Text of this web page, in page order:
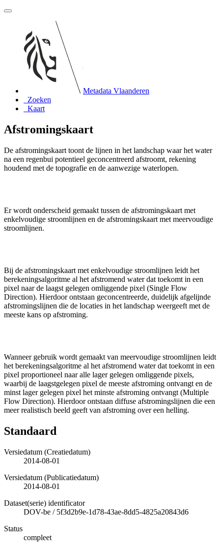
Metadata Vlaanderen
Zoeken
Kaart
Afstromingskaart
De afstromingskaart toont de lijnen in het landschap waar het water
na een regenbui potentieel geconcentreerd afstroomt, rekening
houdend met de topografie en de aanwezige waterlopen.
Er wordt onderscheid gemaakt tussen de afstromingskaart met
enkelvoudige stroomlijnen en de afstromingskaart met meervoudige
stroomlijnen.
Bij de afstromingskaart met enkelvoudige stroomlijnen leidt het
berekeningsalgoritme al het afstromend water dat toekomt in een
pixel naar de laagst gelegen omliggende pixel (Single Flow
Direction). Hierdoor ontstaan geconcentreerde, duidelijk afgelijnde
afstromingslijnen die de locaties in het landschap weergeeft met de
meeste kans op afstroming.
Wanneer gebruik wordt gemaakt van meervoudige stroomlijnen leidt
het berekeningsalgoritme al het afstromend water dat toekomt in een
pixel proportioneel naar alle lager gelegen omliggende pixels,
waarbij de laagstgelegen pixel de meeste afstroming ontvangt en de
minst lager gelegen pixel het minste afstroming ontvangt (Multiple
Flow Direction). Hierdoor ontstaan diffuse afstromingslijnen die een
meer realistisch beeld geeft van afstroming over een helling.
Standaard
Versiedatum (Creatiedatum)
2014-08-01
Versiedatum (Publicatiedatum)
2014-08-01
Dataset(serie) identificator
DOV-be / 5f3d2b9e-1d78-43ae-8dd5-4825a20843d6
Status
compleet